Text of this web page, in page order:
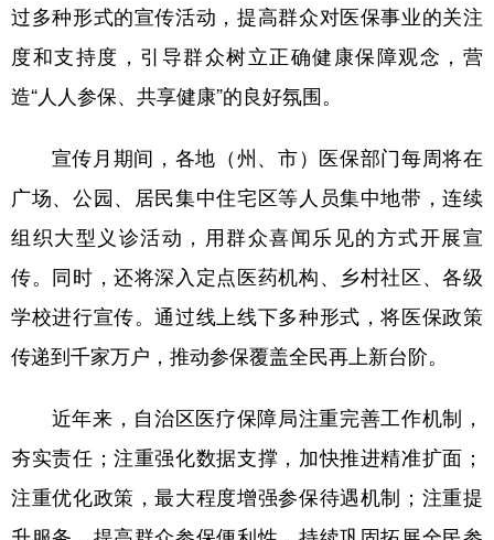
四川 贵州 云南 西藏
多语种频道
Español Français عربى
Deutsch Português
过多种形式的宣传活动，提高群众对医保事业的关注
度和支持度，引导群众树立正确健康保障观念，营
造“人人参保、共享健康”的良好氛围。
宣传月期间，各地（州、市）医保部门每周将在
广场、公园、居民集中住宅区等人员集中地带，连续
组织大型义诊活动，用群众喜闻乐见的方式开展宣
传。同时，还将深入定点医药机构、乡村社区、各级
学校进行宣传。通过线上线下多种形式，将医保政策
传递到千家万户，推动参保覆盖全民再上新台阶。
近年来，自治区医疗保障局注重完善工作机制，
夯实责任；注重强化数据支撑，加快推进精准扩面；
注重优化政策，最大程度增强参保待遇机制；注重提